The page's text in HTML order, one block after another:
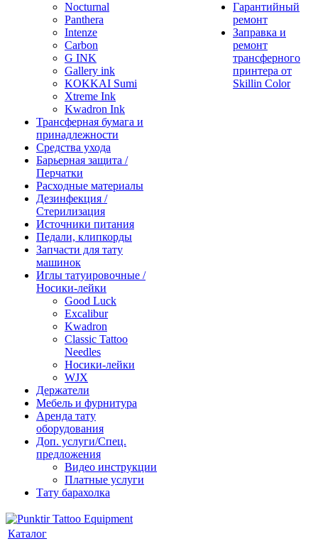
Nocturnal
Panthera
Intenze
Carbon
G INK
Gallery ink
KOKKAI Sumi
Xtreme Ink
Kwadron Ink
Трансферная бумага и
принадлежности
Средства ухода
Барьерная защита /
Перчатки
Расходные материалы
Дезинфекция /
Стерилизация
Источники питания
Педали, клипкорды
Запчасти для тату
машинок
Иглы татуировочные /
Носики-лейки
Good Luck
Excalibur
Kwadron
Classic Tattoo
Needles
Носики-лейки
WJX
Держатели
Мебель и фурнитура
Аренда тату
оборудования
Доп. услуги/Спец.
предложения
Видео инструкции
Платные услуги
Тату барахолка
Гарантийный
ремонт
Заправка и
ремонт
трансферного
принтера от
Skillin Color
Каталог